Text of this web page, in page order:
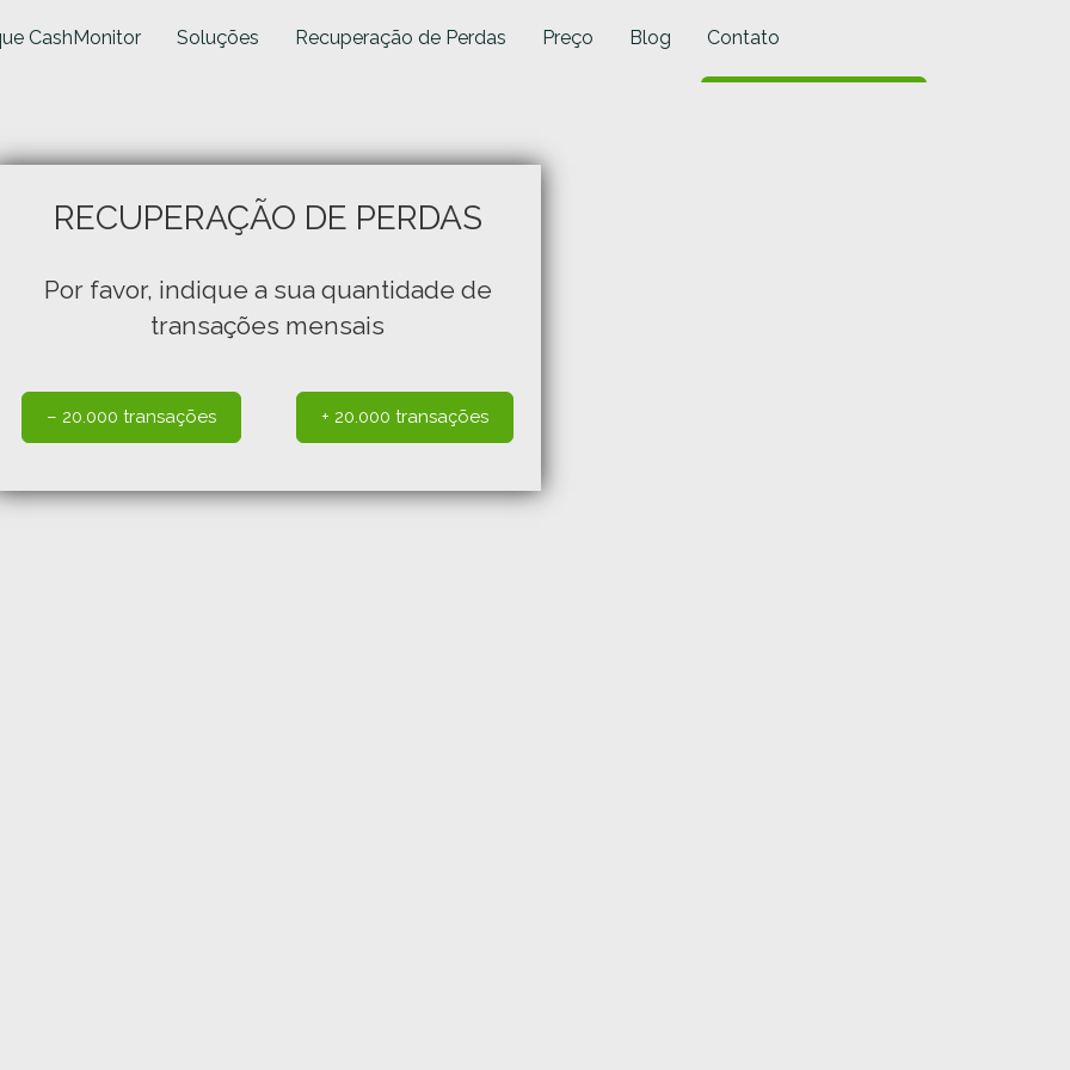
CashMonitor Soluções Recuperação de Perdas Preço Blog Contato
RECUPERAÇÃO DE PERDAS
Por favor, indique a sua quantidade de
transações mensais
– 20.000 transações + 20.000 transações